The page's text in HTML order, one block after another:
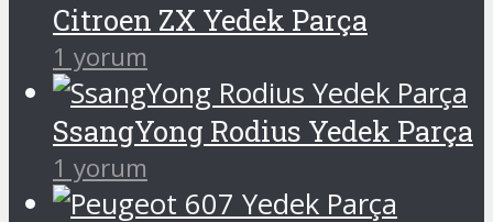
Citroen ZX Yedek Parça
1 yorum
SsangYong Rodius Yedek Parça
1 yorum